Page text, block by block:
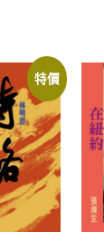
特價